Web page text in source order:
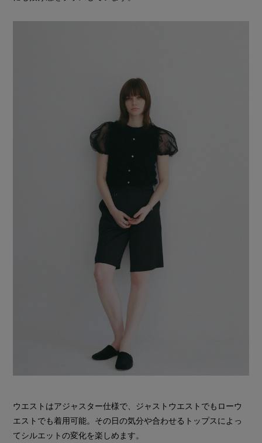
ウエストはアジャスター仕様で、ジャストウエストでもローウ
エストでも着用可能。その日の気分や合わせるトップスによっ
てシルエットの変化を楽しめます。